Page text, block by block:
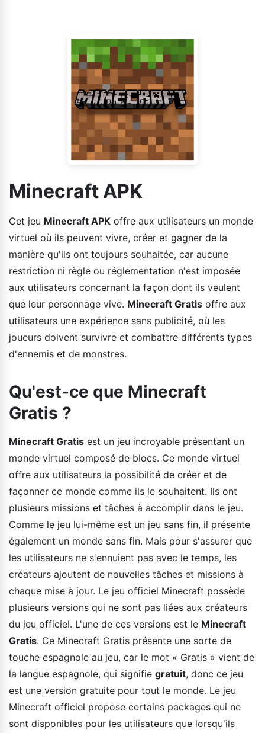
monde de divertissement illimité.
Minecraft APK
Cet jeu Minecraft APK offre aux utilisateurs un monde
virtuel où ils peuvent vivre, créer et gagner de la
manière qu'ils ont toujours souhaitée, car aucune
restriction ni règle ou réglementation n'est imposée
aux utilisateurs concernant la façon dont ils veulent
que leur personnage vive. Minecraft Gratis offre aux
utilisateurs une expérience sans publicité, où les
joueurs doivent survivre et combattre différents types
d'ennemis et de monstres.
Qu'est-ce que Minecraft
Gratis ?
Minecraft Gratis est un jeu incroyable présentant un
monde virtuel composé de blocs. Ce monde virtuel
offre aux utilisateurs la possibilité de créer et de
façonner ce monde comme ils le souhaitent. Ils ont
plusieurs missions et tâches à accomplir dans le jeu.
Comme le jeu lui-même est un jeu sans fin, il présente
également un monde sans fin. Mais pour s'assurer que
les utilisateurs ne s'ennuient pas avec le temps, les
créateurs ajoutent de nouvelles tâches et missions à
chaque mise à jour. Le jeu officiel Minecraft possède
plusieurs versions qui ne sont pas liées aux créateurs
du jeu officiel. L'une de ces versions est le Minecraft
Gratis. Ce Minecraft Gratis présente une sorte de
touche espagnole au jeu, car le mot « Gratis » vient de
la langue espagnole, qui signifie gratuit, donc ce jeu
est une version gratuite pour tout le monde. Le jeu
Minecraft officiel propose certains packages qui ne
sont disponibles pour les utilisateurs que lorsqu'ils